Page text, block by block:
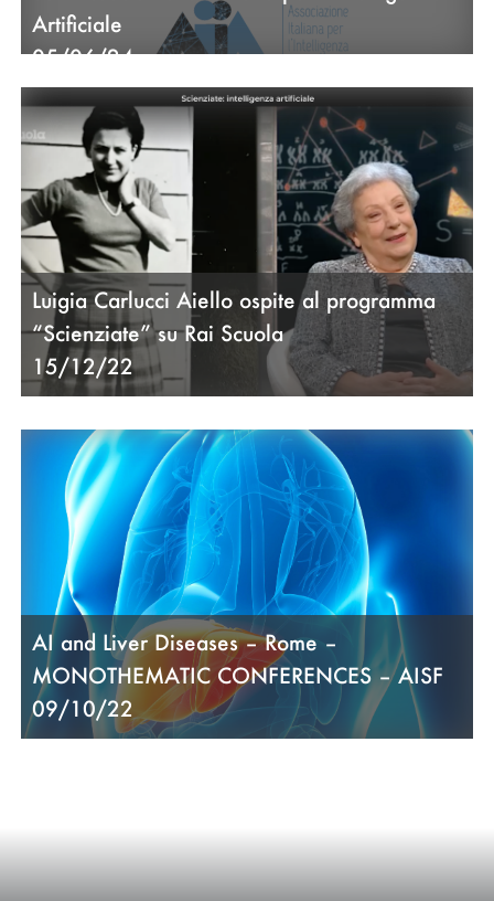
Artificiale
05/06/24
Luigia Carlucci Aiello ospite al programma
“Scienziate” su Rai Scuola
15/12/22
AI and Liver Diseases – Rome –
MONOTHEMATIC CONFERENCES – AISF
09/10/22